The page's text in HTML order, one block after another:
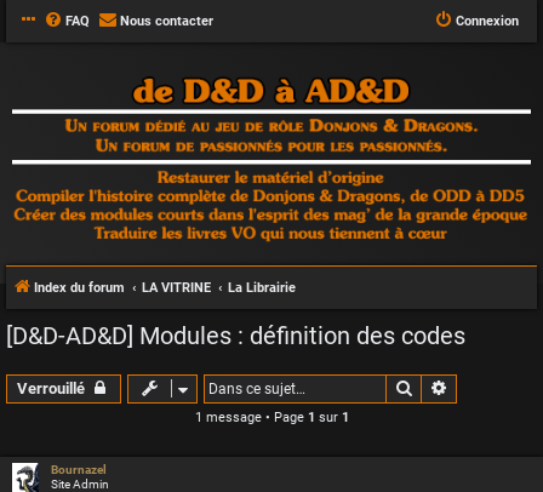
FAQ Nous contacter Connexion
Index du forum LA VITRINE La Librairie
[D&D-AD&D] Modules : définition des codes
Verrouillé Rechercher
1 message • Page 1 sur 1
Bournazel
Site Admin